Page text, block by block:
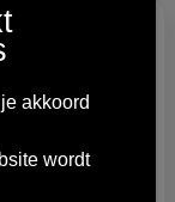
akkoord
wordt